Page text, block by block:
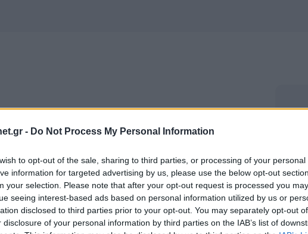
- Do Not Process My Personal Information
to opt-out of the sale, sharing to third parties, or processing of your personal
information for targeted advertising by us, please use the below opt-out
your selection. Please note that after your opt-out request is processed you may
seeing interest-based ads based on personal information utilized by us or
disclosed to third parties prior to your opt-out. You may separately opt-out
disclosure of your personal information by third parties on the IAB’s list of